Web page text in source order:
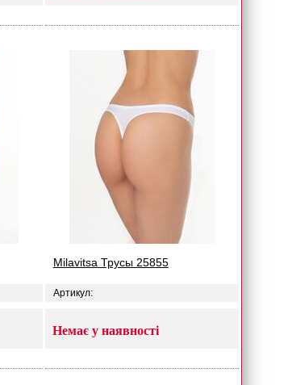
Milavitsa Трусы 25855
Артикул:
Немає у наявності